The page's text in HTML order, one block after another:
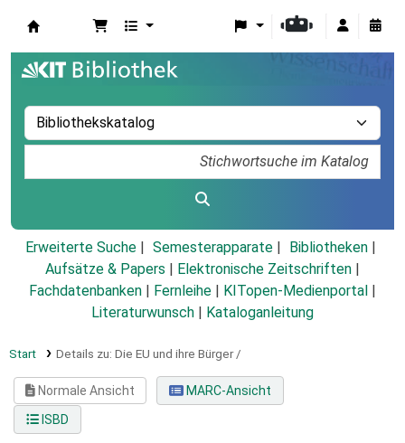
Erweiterte Suche Semesterapparate
Bibliotheken
Aufsätze & Papers
Elektronische Zeitschriften
Fachdatenbanken
Fernleihe KITopen-Medienportal
Literaturwunsch
Kataloganleitung
Start Details zu: Die EU und ihre Bürger /
Normale Ansicht
MARC-Ansicht
ISBD